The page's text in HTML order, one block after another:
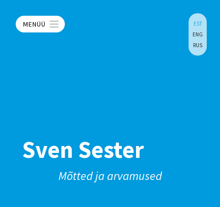
MENÜÜ
EST
ENG
RUS
Sven Sester
Mõtted ja arvamused